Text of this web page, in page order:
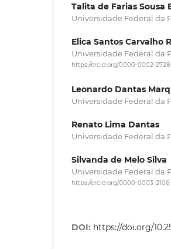
Talita de Farias Sousa
Universidade Federal da
Elica Santos Carvalho
Universidade Federal da
https://orcid.org/0000-0002-
Leonardo Dantas
Universidade Federal da
Renato Lima Dantas
Universidade Federal da
Silvanda de Melo Silva
Universidade Federal da
https://orcid.org/0000-0003-
DOI: https://doi.org/